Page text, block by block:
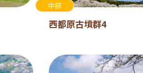
中部
西都原古墳群4